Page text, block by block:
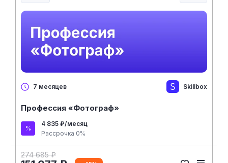
7 месяцев Skillbox
Профессия «Фотограф»
4 835 ₽/месяц
Рассрочка 0%
274 685 ₽